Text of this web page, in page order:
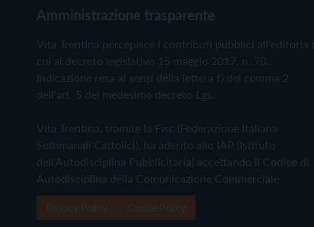
Amministrazione trasparente
Vita Trentina percepisce i contributi pubblici all'editoria
cui al decreto legislativo 15 maggio 2017, n. 70.
Indicazione resa ai sensi della lettera f) del comma 2
dell'art. 5 del medesimo decreto Lgs.
Vita Trentina, tramite la Fisc (Federazione Italiana
Settimanali Cattolici), ha aderito allo IAP (Istituto
dell'Autodisciplina Pubblicitaria) accettando il Codice di
Autodisciplina della Comunicazione Commerciale